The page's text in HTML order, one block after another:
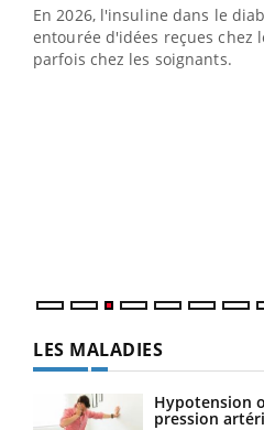
En 2026, l'insuline dans le
entourée d'idées reçues chez
parfois chez les soignants.
LES MALADIES
Hypotension
pression